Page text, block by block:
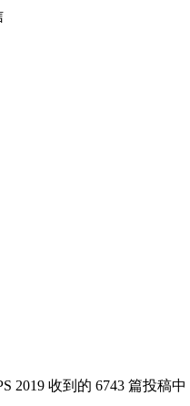
收到的 6743 篇投稿